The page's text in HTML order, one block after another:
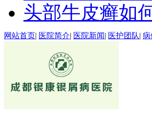
头部牛皮癣如
网站首页| 医院简介| 医院新闻| 医护团队| 病